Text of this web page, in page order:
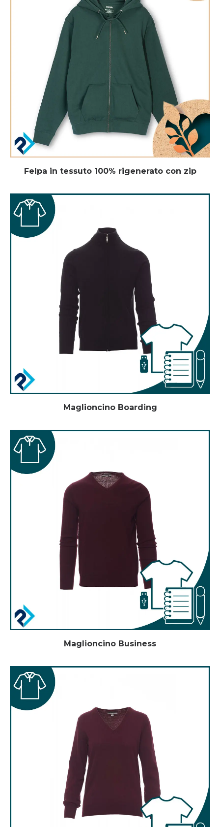
Felpa in tessuto 100% rigenerato con zip
Maglioncino Boarding
Maglioncino Business